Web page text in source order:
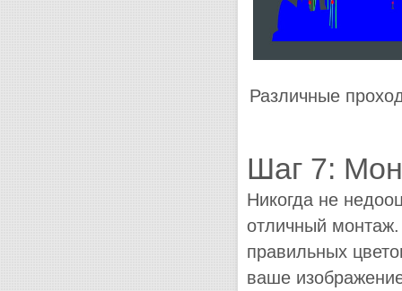
Различные
Шаг 7:
Никогда не
отличный
правильных
ваше